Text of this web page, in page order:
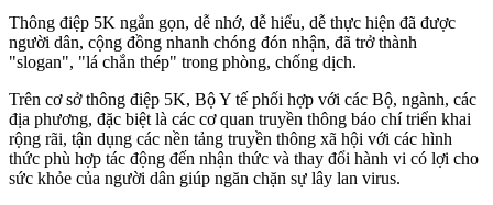
Thông điệp 5K ngắn gọn, dễ nhớ, dễ hiểu, dễ thực hiện đã được
người dân, cộng đồng nhanh chóng đón nhận, đã trở thành
"slogan", "lá chắn thép" trong phòng, chống dịch.
Trên cơ sở thông điệp 5K, Bộ Y tế phối hợp với các Bộ, ngành, các
địa phương, đặc biệt là các cơ quan truyền thông báo chí triển khai
rộng rãi, tận dụng các nền tảng truyền thông xã hội với các hình
thức phù hợp tác động đến nhận thức và thay đổi hành vi có lợi cho
sức khỏe của người dân giúp ngăn chặn sự lây lan virus.